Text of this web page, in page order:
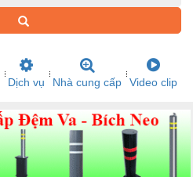
Dịch vụ Nhà cung cấp Video clip